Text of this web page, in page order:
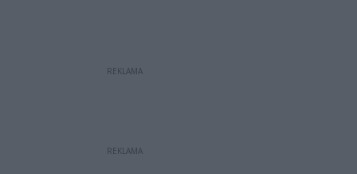
REKLAMA
REKLAMA